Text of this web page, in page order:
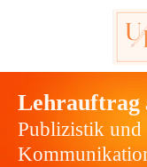
Lehrauftrag
Publizistik und